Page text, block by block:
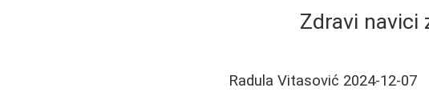
Zdravi navici
Radula Vitasović 2024-12-07